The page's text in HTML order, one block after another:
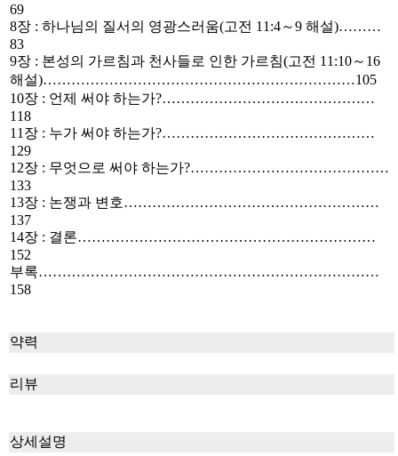
69
8장 : 하나님의 질서의 영광스러움(고전 11:4～9 해설)………
83
9장 : 본성의 가르침과 천사들로 인한 가르침(고전 11:10～16
해설)…………………………………………………………105
10장 : 언제 써야 하는가?………………………………………
118
11장 : 누가 써야 하는가?………………………………………
129
12장 : 무엇으로 써야 하는가?……………………………………
133
13장 : 논쟁과 변호………………………………………………
137
14장 : 결론………………………………………………………
152
부록………………………………………………………………
158
약력
리뷰
상세설명